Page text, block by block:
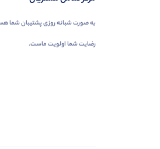
به صورت شبانه روزی پشتیبان شما
رضایت شما اولویت ماست.